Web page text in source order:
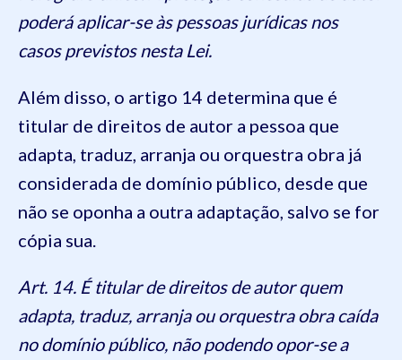
poderá aplicar-se às pessoas jurídicas nos
casos previstos nesta Lei.
Além disso, o artigo 14 determina que é
titular de direitos de autor a pessoa que
adapta, traduz, arranja ou orquestra obra já
considerada de domínio público, desde que
não se oponha a outra adaptação, salvo se for
cópia sua.
Art. 14. É titular de direitos de autor quem
adapta, traduz, arranja ou orquestra obra caída
no domínio público, não podendo opor-se a